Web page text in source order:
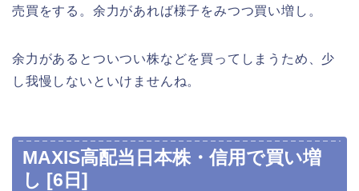
売買をする。余力があれば様子をみつつ買い増し。
余力があるとついつい株などを買ってしまうため、少
し我慢しないといけませんね。
MAXIS高配当日本株・信用で買い増
し [6日]